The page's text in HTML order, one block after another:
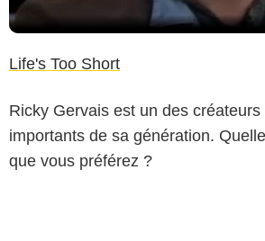
Life's Too Short
Ricky Gervais est un des
importants de sa génération.
que vous préférez ?